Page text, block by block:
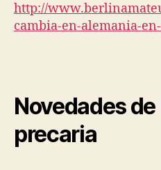
http://
cambia-en-alemania-
Novedades
precaria